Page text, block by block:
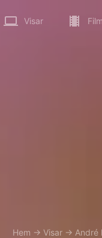
Visar
Hem → Visar → André